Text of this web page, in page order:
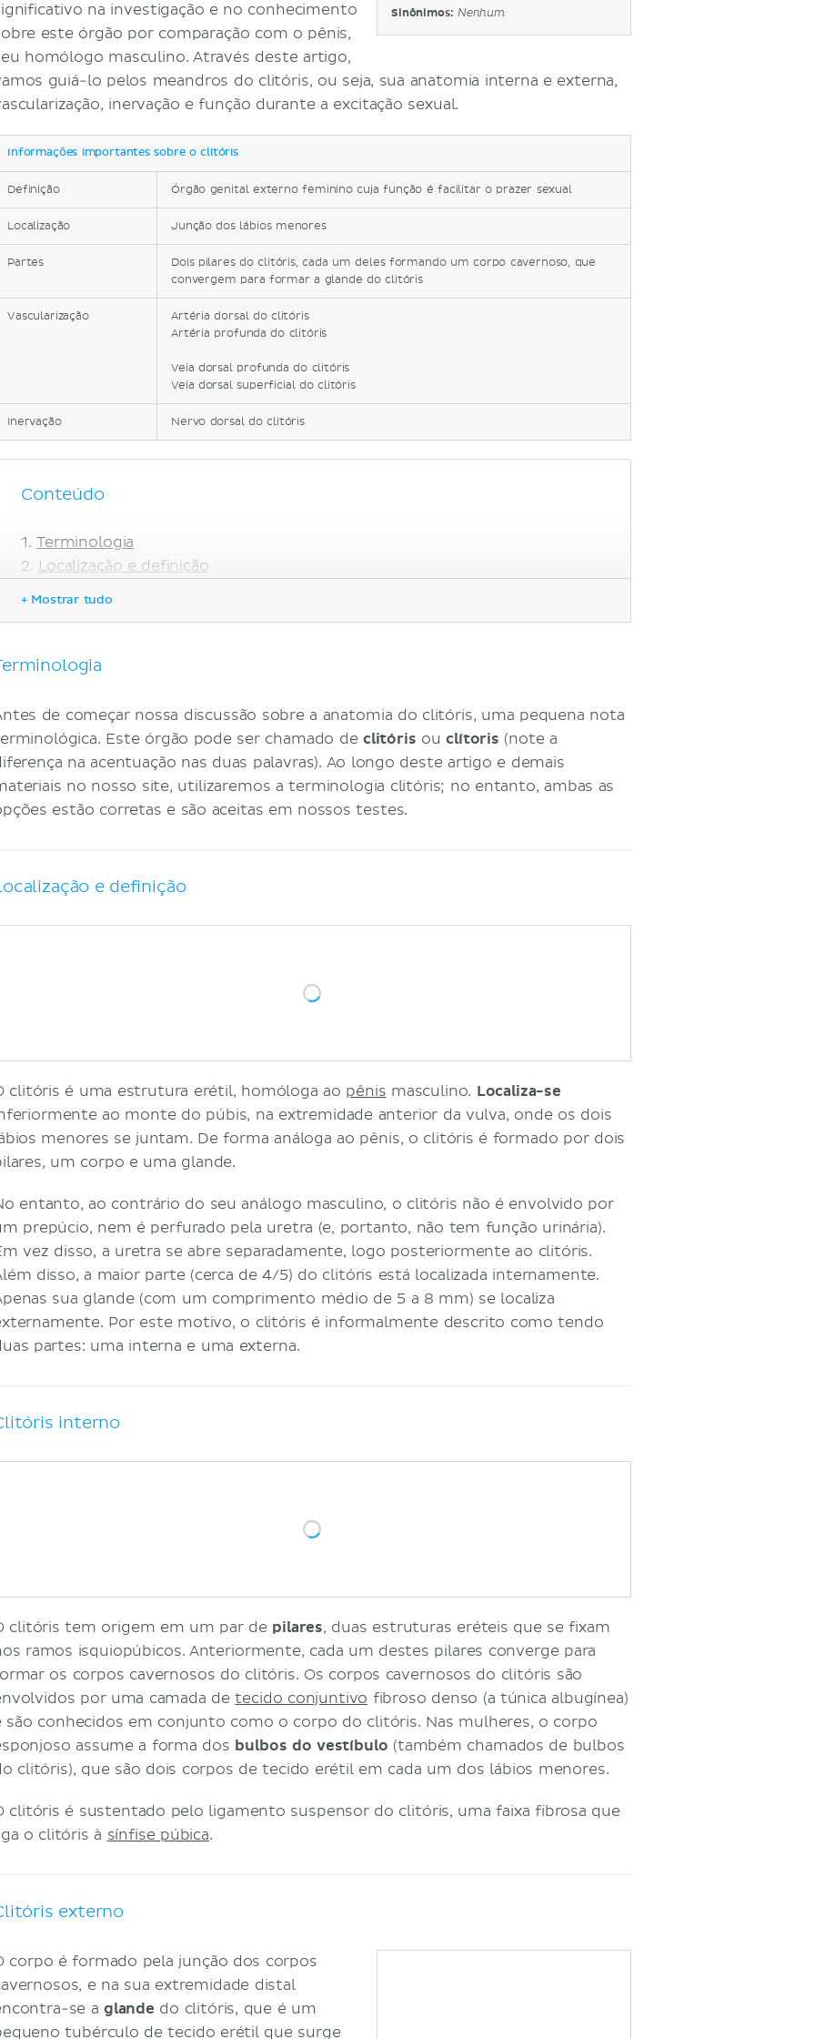
Sinônimos: Nenhum
na investigação e no conhecimento
este órgão por comparação com o pênis,
homólogo masculino. Através deste artigo,
guiá-lo pelos meandros do clitóris, ou seja, sua anatomia interna e externa,
inervação e função durante a excitação sexual.
Informações importantes sobre o clitóris
Definição Órgão genital externo feminino cuja função é facilitar o prazer sexual
Localização Junção dos lábios menores
Partes
Dois pilares do clitóris, cada um deles formando um corpo cavernoso, que
convergem para formar a glande do clitóris
Vascularização
Artéria dorsal do clitóris
Artéria profunda do clitóris
Veia dorsal profunda do clitóris
Veia dorsal superficial do clitóris
Inervação Nervo dorsal do clitóris
Conteúdo
Terminologia
Localização e definição
Função
Referências
+ Mostrar tudo
de começar nossa discussão sobre a anatomia do clitóris, uma pequena nota
Este órgão pode ser chamado de clitóris ouclítoris (note a
na acentuação nas duas palavras). Ao longo deste artigo e demais
no nosso site, utilizaremos a terminologia clitóris; no entanto, ambas as
estão corretas e são aceitas em nossos testes.
e definição
clitóris é uma estrutura erétil, homóloga ao pênis masculino. Localiza-se
ao monte do púbis, na extremidade anterior da vulva, onde os dois
menores se juntam. De forma análoga ao pênis, o clitóris é formado por dois
um corpo e uma glande.
entanto, ao contrário do seu análogo masculino, o clitóris não é envolvido por
prepúcio, nem é perfurado pela uretra (e, portanto, não tem função urinária).
vez disso, a uretra se abre separadamente, logo posteriormente ao clitóris.
disso, a maior parte (cerca de 4/5) do clitóris está localizada internamente.
sua glande (com um comprimento médio de 5 a 8 mm) se localiza
Por este motivo, o clitóris é informalmente descrito como tendo
partes: uma interna e uma externa.
interno
clitóris tem origem em um par de pilares, duas estruturas eréteis que se fixam
ramos isquiopúbicos. Anteriormente, cada um destes pilares converge para
os corpos cavernosos do clitóris. Os corpos cavernosos do clitóris são
por uma camada detecido conjuntivo fibroso denso (a túnica albugínea)
são conhecidos em conjunto como o corpo do clitóris. Nas mulheres, o corpo
assume a forma dos bulbos do vestíbulo (também chamados de bulbos
clitóris), que são dois corpos de tecido erétil em cada um dos lábios menores.
clitóris é sustentado pelo ligamento suspensor do clitóris, uma faixa fibrosa que
o clitóris à sínfise púbica.
externo
corpo é formado pela junção dos corpos
e na sua extremidade distal
se a glande do clitóris, que é um
tubérculo de tecido erétil que surge